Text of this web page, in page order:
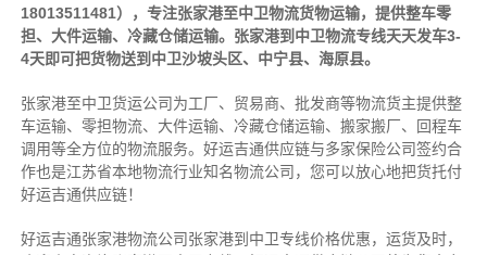
18013511481），专注张家港至中卫物流货物运输，提供整车零
担、大件运输、冷藏仓储运输。张家港到中卫物流专线天天发车3-
4天即可把货物送到中卫沙坡头区、中宁县、海原县。
张家港至中卫货运公司为工厂、贸易商、批发商等物流货主提供整
车运输、零担物流、大件运输、冷藏仓储运输、搬家搬厂、回程车
调用等全方位的物流服务。好运吉通供应链与多家保险公司签约合
作也是江苏省本地物流行业知名物流公司，您可以放心地把货托付
好运吉通供应链！
好运吉通张家港物流公司张家港到中卫专线价格优惠，运货及时，